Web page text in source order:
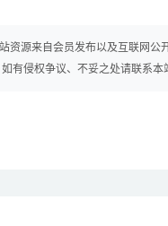
资源来自会员发布以及互联网公
如有侵权争议、不妥之处请联系